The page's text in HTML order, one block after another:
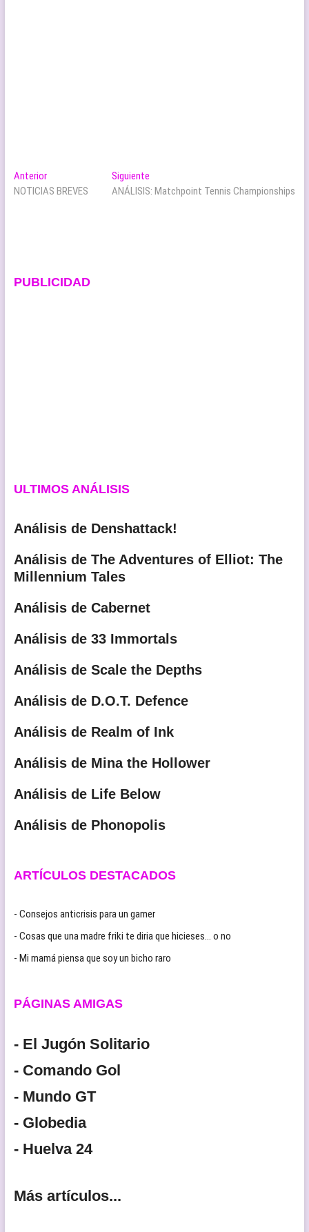
Navegación
de
AnteriorEntrada
anterior:
NOTICIAS BREVES
Siguiente
siguiente:
ANÁLISIS: Matchpoint Tennis Championships
PUBLICIDAD
ULTIMOS ANÁLISIS
Análisis de Denshattack!
Análisis de The Adventures of Elliot: The
Millennium Tales
Análisis de Cabernet
Análisis de 33 Immortals
Análisis de Scale the Depths
Análisis de D.O.T. Defence
Análisis de Realm of Ink
Análisis de Mina the Hollower
Análisis de Life Below
Análisis de Phonopolis
ARTÍCULOS DESTACADOS
- Consejos anticrisis para un gamer
- Cosas que una madre friki te diria que hicieses… o no
- Mi mamá piensa que soy un bicho raro
PÁGINAS AMIGAS
- El Jugón Solitario
- Comando Gol
- Mundo GT
- Globedia
- Huelva 24
Más artículos...